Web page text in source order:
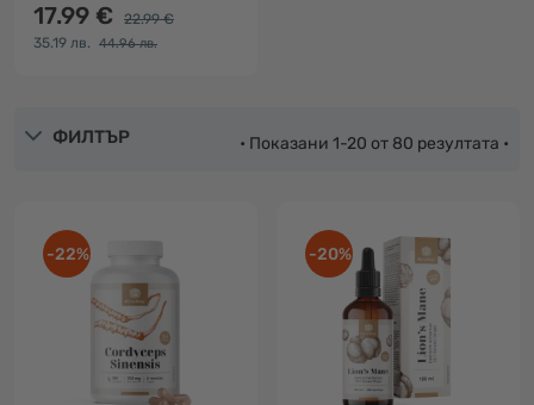
17.99 €
22.99 €
35.19 лв.
44.96 лв.
ФИЛТЪР • Показани 1-20 от 80 резултата •
-22% -20%